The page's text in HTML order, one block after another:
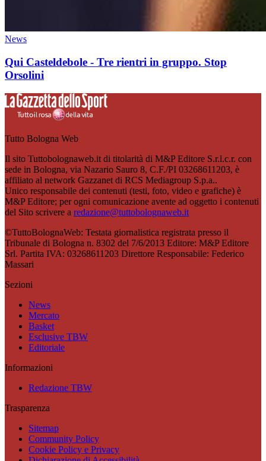
News
Qui Casteldebole - Tre rientri in gruppo. Stop
Orsolini
Tutto Bologna Web
Il sito Tuttobolognaweb.it di titolarità di M&P Editore S.r.l.c.r. con
sede in Bologna, via Nazario Sauro 8, C.F./PI 03268611203, è
affiliato al network Gazzanet di RCS Mediagroup S.p.a..
Unico responsabile dei contenuti (testi, foto, video e grafiche) è
M&P Editore; per ogni comunicazione avente ad oggetto i contenuti
del Sito scrivere a redazione@tuttobolognaweb.it
©TuttoBolognaWeb: Testata giornalistica registrata presso il
Tribunale di Bologna n. 8302 del 7/6/2013 Editore: M&P Editore
Srl. Partita IVA: 03268611203 Direttore Responsabile: Federico
Massari
Sezioni
News
Mercato
Basket
Esclusive TBW
Editoriale
Informazioni
Redazione TBW
Trasparenza
Sitemap
Community Policy
Cookie Policy e Privacy